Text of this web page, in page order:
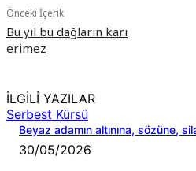
Önceki İçerik
Bu yıl bu dağların karı
erimez
İLGİLİ YAZILAR
Serbest Kürsü
Beyaz adamın altınına, sözüne,
30/05/2026